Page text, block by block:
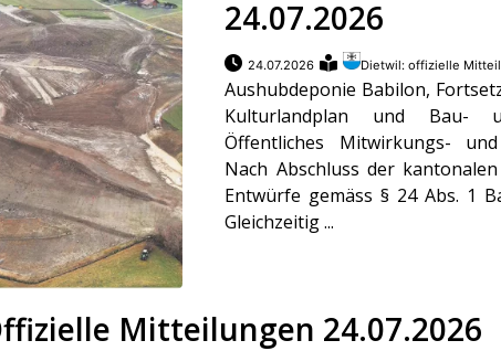
24.07.2026
24.07.2026 Dietwil: offizielle
Aushubdeponie Babilon,
Kulturlandplan und Bau-
Öffentliches Mitwirkungs-
Nach Abschluss der
Entwürfe gemäss § 24 Abs. 1
Gleichzeitig ...
Mitteilungen 24.07.2026